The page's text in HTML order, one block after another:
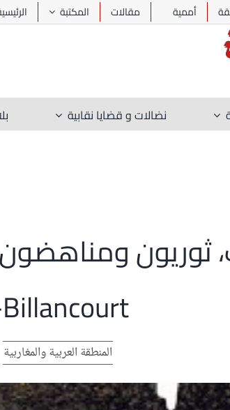
أممية مقالات المكتبة
نضالات و قضايا نقابية
ثوريون
المنطقة العربية والمغاربية